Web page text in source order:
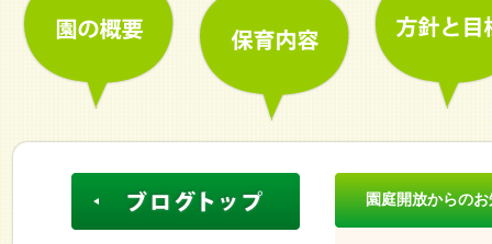
園庭開放からの